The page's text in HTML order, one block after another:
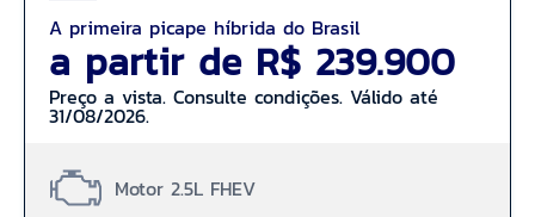
A primeira picape híbrida do Brasil
a partir de R$ 239.900
Preço a vista. Consulte condições. Válido até
31/08/2026.
Motor 2.5L FHEV